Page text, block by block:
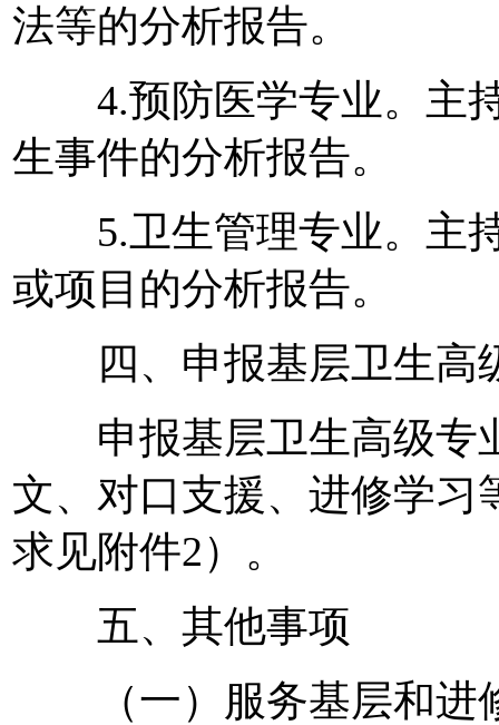
法等的分析报告。
4.预防医学专业。主持
生事件的分析报告。
5.卫生管理专业。主持
或项目的分析报告。
四、申报基层卫生高
申报基层卫生高级专
文、对口支援、进修学习
求见附件2）。
五、其他事项
（一）服务基层和进